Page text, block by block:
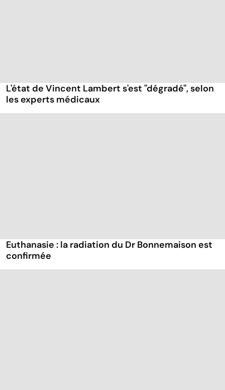
L'état de Vincent Lambert s'est ''dégradé'', selon
les experts médicaux
Euthanasie : la radiation du Dr Bonnemaison est
confirmée